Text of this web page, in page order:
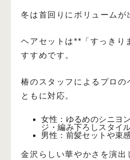
冬は首回りにボリュームが
ヘアセットは**「すっきり
すすめです。
椿のスタッフによるプロの
ともに対応。
女性：ゆるめのシニヨ
ジ・編み下ろしスタイ
男性：前髪セットや束
金沢らしい華やかさを演出